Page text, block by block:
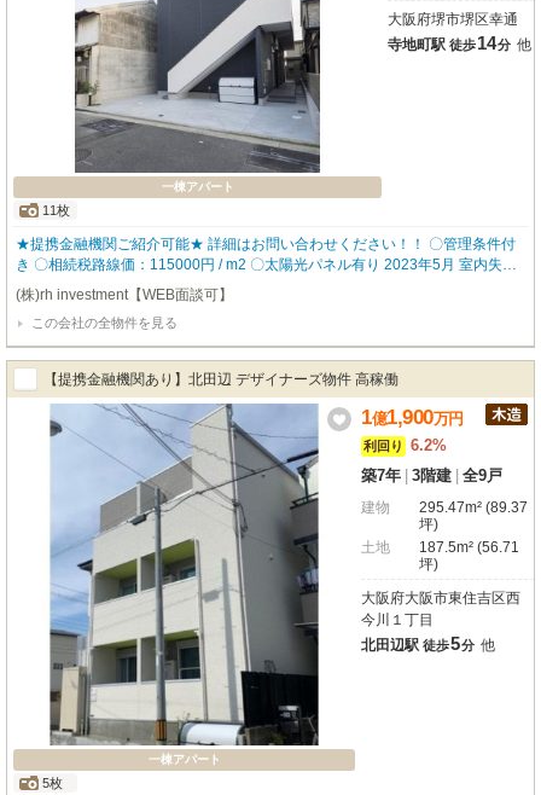
一棟アパート
11枚
大阪府堺市堺区幸通
寺地町駅 徒歩14分 他
★提携金融機関ご紹介可能★ 詳細はお問い合わせください！！ 〇管理条件付
き 〇相続税路線価：115000円 / m2 〇太陽光パネル有り 2023年5月 室内失火
有（修繕済） 入居者に人気な設備を数多く設置しているので、入居率も高く
どなたにも気に入って頂ける物件となっております。 ▼物件仕様▼ ・ロフト
・バストイレ別 ・追い炊き機能 ・独立洗面台 ・TVモニタ付きインターホン
【robothomeグループ】 ・東証上場企業グループ会社 ・仕入、設計、施工、
販売、管理、ワンストップ ・金融機関のご相談も承ります。
(株)rh investment【WEB面談可】
この会社の全物件を見る
【提携金融機関あり】北田辺 デザイナーズ物件 高稼働
一棟アパート
5枚
1億1,900万円
利回り
6.2%
築7年 3階建 全9戸
建物
295.47m² (89.37
坪)
土地
187.5m² (56.71
坪)
大阪府大阪市東住吉区西
今川１丁目
北田辺駅 徒歩5分 他